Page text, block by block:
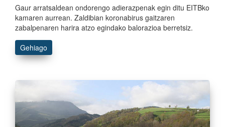
Gaur arratsaldean ondorengo adierazpenak egin ditu EITBko
kamaren aurrean. Zaldibian koronabirus gaitzaren
zabalpenaren harira atzo egindako balorazioa berretsiz.
Gehiago